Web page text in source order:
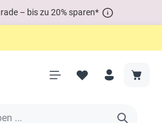
– bis zu 20% sparen*